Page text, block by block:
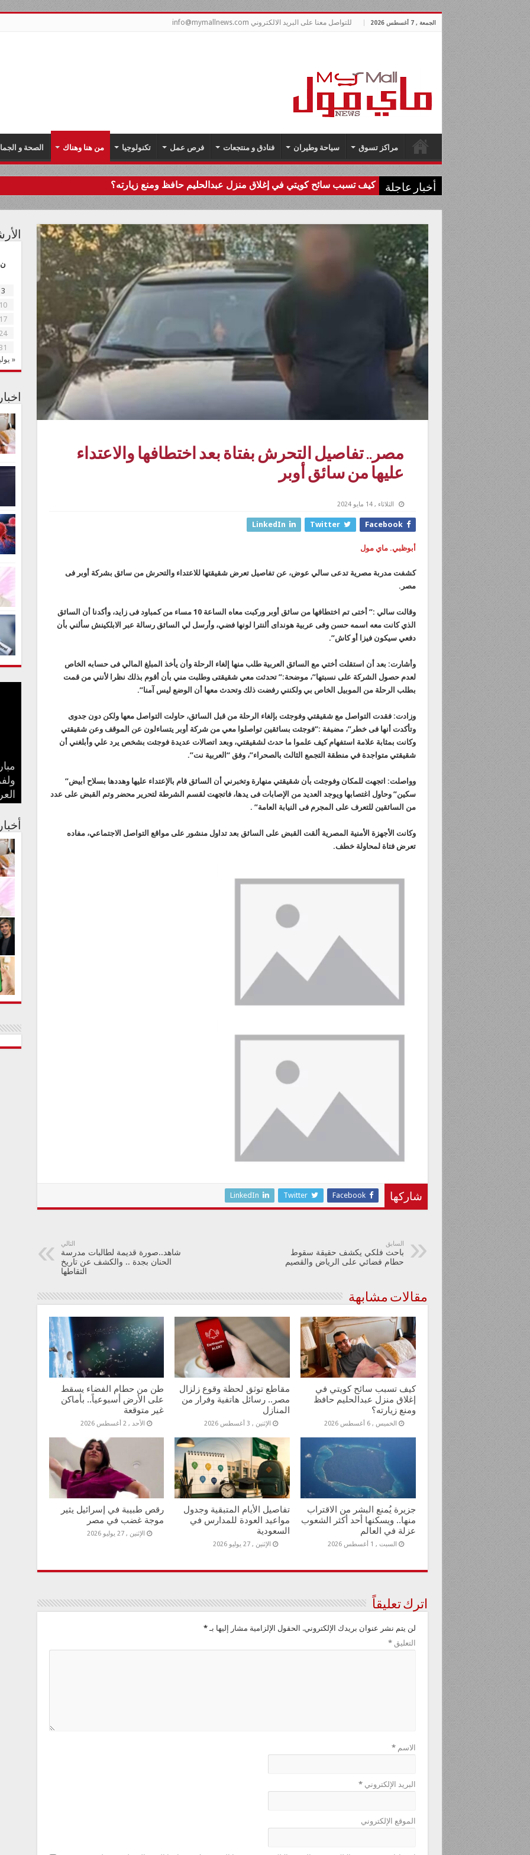
الجمعة , 7 أغسطس 2026 للتواصل معنا على البريد الالكتروني info@mymallnews.com
مراكز تسوق سياحة وطيران فنادق و منتجعات فرص عمل تكنولوجيا من هنا وهناك الصحة و
أخبار عاجلة كيف تسبب سائح كويتي في إغلاق منزل عبدالحليم حافظ ومنع زيارته؟
مصر.. تفاصيل التحرش بفتاة بعد اختطافها والاعتداء
عليها من سائق أوبر
الثلاثاء , 14 مايو 2024
Facebook
Twitter
LinkedIn
أبوظبي. ماي مول
كشفت مدربة مصرية تدعى سالي عوض، عن تفاصيل تعرض شقيقتها للاعتداء والتحرش من سائق بشركة أوبر فى
مصر.
وقالت سالي :” أختى تم اختطافها من سائق أوبر وركبت معاه الساعة 10 مساء من كمباود فى زايد، وأكدنا أن السائق
الذي كانت معه اسمه حسن وفى عربية هونداى ألنترا لونها فضي، وأرسل لي السائق رسالة عبر الابلكينش سألني بأن
دفعي سيكون فيزا أو كاش”.
وأشارت: بعد أن استقلت أختي مع السائق العربية طلب منها إلغاء الرحلة وأن يأخذ المبلغ المالي فى حسابه الخاص
لعدم حصول الشركة على نسبتها”، موضحة:” تحدثت معي شقيقتى وطلبت مني بأن أقوم بذلك نظرا لأنني من قمت
بطلب الرحلة من الموبيل الخاص بي ولكنني رفضت ذلك وتحدث معها أن الوضع ليس آمنا”.
وزادت: فقدت التواصل مع شقيقتي وفوجئت بإلغاء الرحلة من قبل السائق، حاولت التواصل معها ولكن دون جدوى
وتأكدت أنها فى خطر”، مضيفة :”فوجئت بسائقين تواصلوا معي من شركة أوبر يتساءلون عن الموقف وعن شقيقتي
وكانت بمثابة علامة استفهام كيف علموا ما حدث لشقيقتي، وبعد اتصالات عديدة فوجئت بشخص يرد علي وأبلغني أن
شقيقتي متواجدة في منطقة التجمع الثالث بالصحراء”، وفق “العربية نت”.
وواصلت: اتجهت للمكان وفوجئت بأن شقيقتي منهارة وتخبرني أن السائق قام بالإعتداء عليها وهددها بسلاح أبيض”
سكين” وحاول اغتصابها ويوجد العديد من الإصابات فى يدها، فاتجهت لقسم الشرطة لتحرير محضر وتم القبض على عدد
من السائقين للتعرف على المجرم فى النيابة العامة” .
وكانت الأجهزة الأمنية المصرية ألقت القبض على السائق بعد تداول منشور على مواقع التواصل الاجتماعي، مفاده
تعرض فتاة لمحاولة خطف.
شاركها Facebook
Twitter
LinkedIn
السابق
باحث فلكي يكشف حقيقة سقوط
حطام فضائي على الرياض والقصيم
التالي
شاهد..صورة قديمة لطالبات مدرسة
الحنان بجدة .. والكشف عن تاريخ
التقاطها
مقالات مشابهة
كيف تسبب سائح كويتي في
إغلاق منزل عبدالحليم حافظ
ومنع زيارته؟
الخميس , 6 أغسطس 2026
مقاطع توثق لحظة وقوع زلزال
مصر.. رسائل هاتفية وفرار من
المنازل
الإثنين , 3 أغسطس 2026
طن من حطام الفضاء يسقط
على الأرض أسبوعياً.. بأماكن
غير متوقعة
الأحد , 2 أغسطس 2026
جزيرة يُمنع البشر من الاقتراب
منها.. ويسكنها أحد أكثر الشعوب
عزلة في العالم
السبت , 1 أغسطس 2026
تفاصيل الأيام المتبقية وجدول
مواعيد العودة للمدارس في
السعودية
الإثنين , 27 يوليو 2026
رقص طبيبة في إسرائيل يثير
موجة غضب في مصر
الإثنين , 27 يوليو 2026
اترك تعليقاً
لن يتم نشر عنوان بريدك الإلكتروني. الحقول الإلزامية مشار إليها بـ*
التعليق*
الاسم*
البريد الإلكتروني*
الموقع الإلكتروني
ن
3
10
17
24
«
في